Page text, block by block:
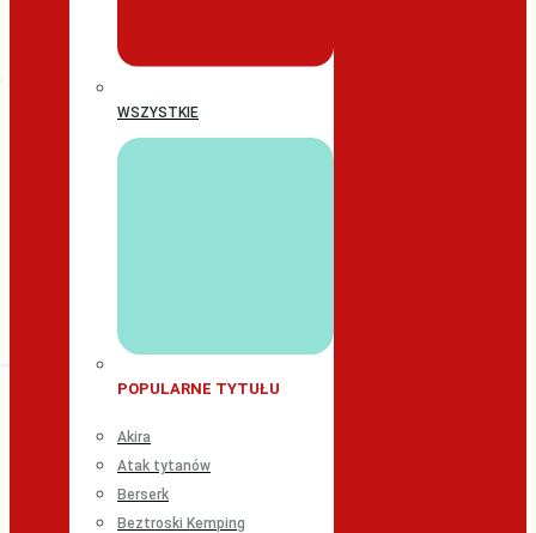
WSZYSTKIE
POPULARNE TYTUŁU
Akira
Atak tytanów
Berserk
Beztroski Kemping